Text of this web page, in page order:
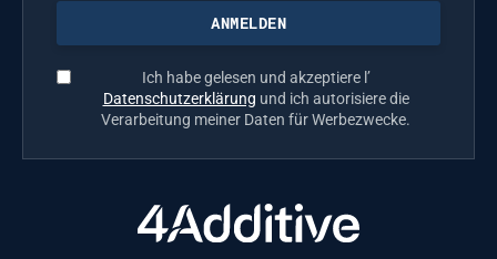
Ich habe gelesen und akzeptiere l’
Datenschutzerklärung und ich autorisiere die
Verarbeitung meiner Daten für Werbezwecke.